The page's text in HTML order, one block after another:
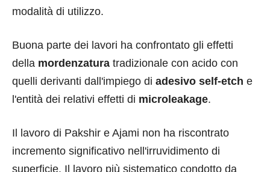
modalità di utilizzo.
Buona parte dei lavori ha confrontato gli effetti
della mordenzatura tradizionale con acido con
quelli derivanti dall'impiego di adesivo self-etch e
l'entità dei relativi effetti di microleakage.
Il lavoro di Pakshir e Ajami non ha riscontrato
incremento significativo nell'irruvidimento di
superficie. Il lavoro più sistematico condotto da